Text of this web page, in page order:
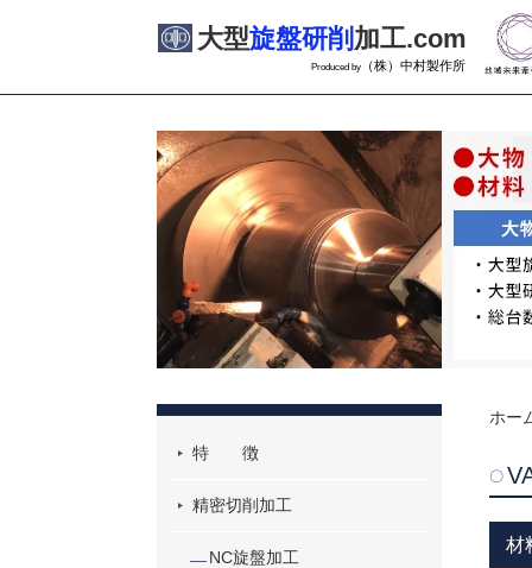
Produced by （株）中村製作所
大型旋盤研削 加工.com
ホー
材
特 徴
精密切削加工
NC旋盤加工